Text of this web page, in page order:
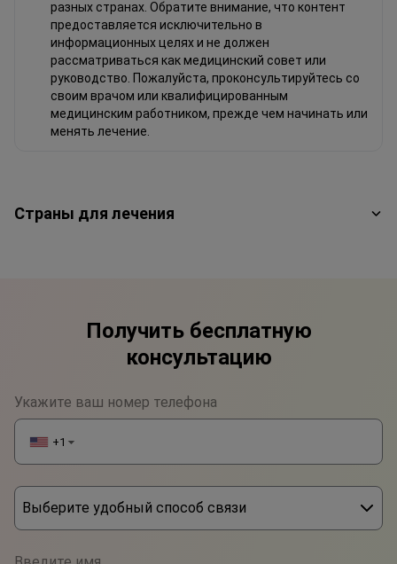
разных странах. Обратите внимание, что контент
предоставляется исключительно в
информационных целях и не должен
рассматриваться как медицинский совет или
руководство. Пожалуйста, проконсультируйтесь со
своим врачом или квалифицированным
медицинским работником, прежде чем начинать или
менять лечение.
Страны для лечения
Получить бесплатную
консультацию
Укажите ваш номер телефона
+1 ▼
Выберите удобный способ связи